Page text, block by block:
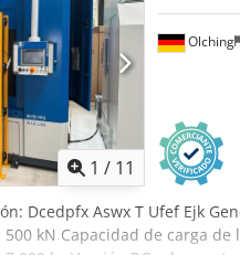
1 / 11
Olching
Dcedpfx Aswx T Ufef Ejk
kN Capacidad de carga